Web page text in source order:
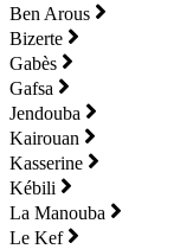
Ben Arous
Bizerte
Gabès
Gafsa
Jendouba
Kairouan
Kasserine
Kébili
La Manouba
Le Kef